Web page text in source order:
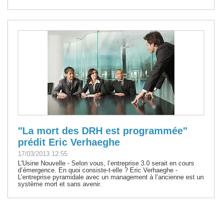
"La mort des DRH est programmée"
prédit Eric Verhaeghe
17/03/2013 12:55
L'Usine Nouvelle - Selon vous, l’entreprise 3.0 serait en cours
d’émergence. En quoi consiste-t-elle ? Eric Verhaeghe -
L’entreprise pyramidale avec un management à l’ancienne est un
système mort et sans avenir.